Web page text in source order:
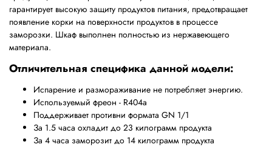
гарантирует высокую защиту продуктов питания, предотвращает
появление корки на поверхности продуктов в процессе
заморозки. Шкаф выполнен полностью из нержавеющего
материала.
Отличительная специфика данной модели:
Испарение и размораживание не потребляет энергию.
Используемый фреон - R404a
Поддерживает противни формата GN 1/1
За 1.5 часа охладит до 23 килограмм продукта
За 4 часа заморозит до 14 килограмм продукта